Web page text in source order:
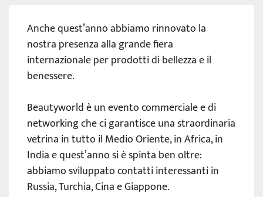
Anche quest’anno abbiamo rinnovato la
nostra presenza alla grande fiera
internazionale per prodotti di bellezza e il
benessere.
Beautyworld è un evento commerciale e di
networking che ci garantisce una straordinaria
vetrina in tutto il Medio Oriente, in Africa, in
India e quest’anno si è spinta ben oltre:
abbiamo sviluppato contatti interessanti in
Russia, Turchia, Cina e Giappone.